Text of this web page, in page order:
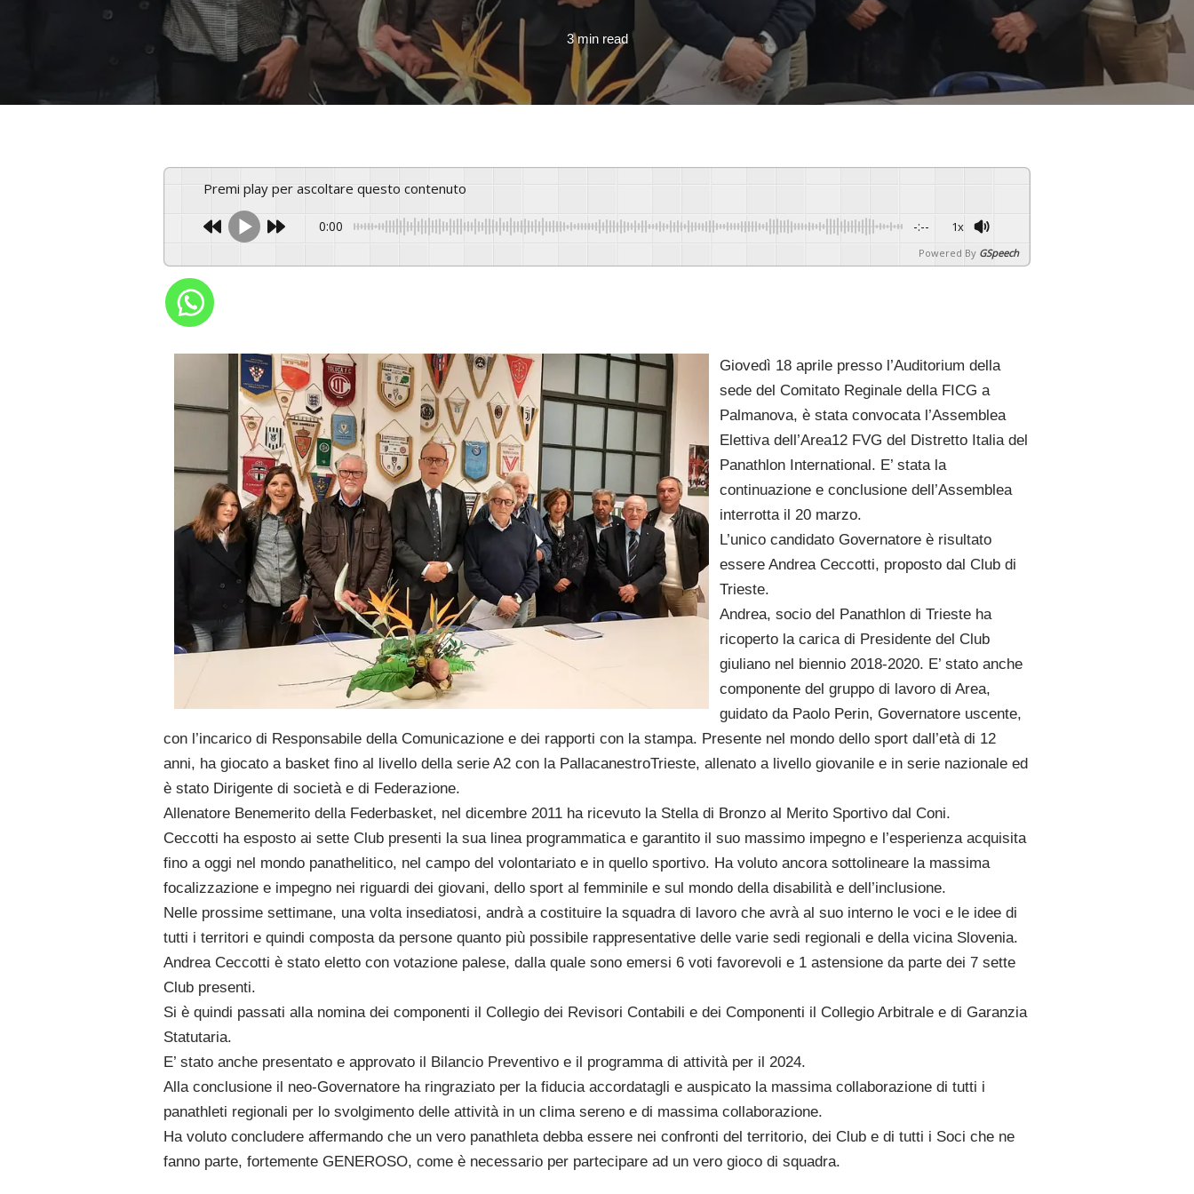
3 min read
Premi play per ascoltare questo contenuto
0:00 -:-- 1x
Powered By GSpeech
Giovedì 18 aprile presso l’Auditorium della
sede del Comitato Reginale della FICG a
Palmanova, è stata convocata l’Assemblea
Elettiva dell’Area12 FVG del Distretto Italia del
Panathlon International. E’ stata la
continuazione e conclusione dell’Assemblea
interrotta il 20 marzo.
L’unico candidato Governatore è risultato
essere Andrea Ceccotti, proposto dal Club di
Trieste.
Andrea, socio del Panathlon di Trieste ha
ricoperto la carica di Presidente del Club
giuliano nel biennio 2018-2020. E’ stato anche
componente del gruppo di lavoro di Area,
guidato da Paolo Perin, Governatore uscente,
con l’incarico di Responsabile della Comunicazione e dei rapporti con la stampa. Presente nel mondo dello sport dall’età di 12
anni, ha giocato a basket fino al livello della serie A2 con la PallacanestroTrieste, allenato a livello giovanile e in serie nazionale ed
è stato Dirigente di società e di Federazione.
Allenatore Benemerito della Federbasket, nel dicembre 2011 ha ricevuto la Stella di Bronzo al Merito Sportivo dal Coni.
Ceccotti ha esposto ai sette Club presenti la sua linea programmatica e garantito il suo massimo impegno e l’esperienza acquisita
fino a oggi nel mondo panathelitico, nel campo del volontariato e in quello sportivo. Ha voluto ancora sottolineare la massima
focalizzazione e impegno nei riguardi dei giovani, dello sport al femminile e sul mondo della disabilità e dell’inclusione.
Nelle prossime settimane, una volta insediatosi, andrà a costituire la squadra di lavoro che avrà al suo interno le voci e le idee di
tutti i territori e quindi composta da persone quanto più possibile rappresentative delle varie sedi regionali e della vicina Slovenia.
Andrea Ceccotti è stato eletto con votazione palese, dalla quale sono emersi 6 voti favorevoli e 1 astensione da parte dei 7 sette
Club presenti.
Si è quindi passati alla nomina dei componenti il Collegio dei Revisori Contabili e dei Componenti il Collegio Arbitrale e di Garanzia
Statutaria.
E’ stato anche presentato e approvato il Bilancio Preventivo e il programma di attività per il 2024.
Alla conclusione il neo-Governatore ha ringraziato per la fiducia accordatagli e auspicato la massima collaborazione di tutti i
panathleti regionali per lo svolgimento delle attività in un clima sereno e di massima collaborazione.
Ha voluto concludere affermando che un vero panathleta debba essere nei confronti del territorio, dei Club e di tutti i Soci che ne
fanno parte, fortemente GENEROSO, come è necessario per partecipare ad un vero gioco di squadra.